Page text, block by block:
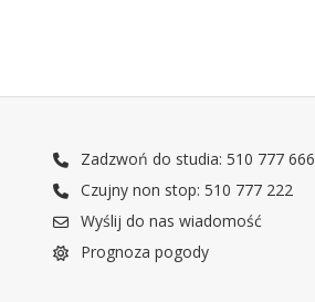
Zadzwoń do studia: 510 777 666
Czujny non stop: 510 777 222
Wyślij do nas wiadomość
Prognoza pogody